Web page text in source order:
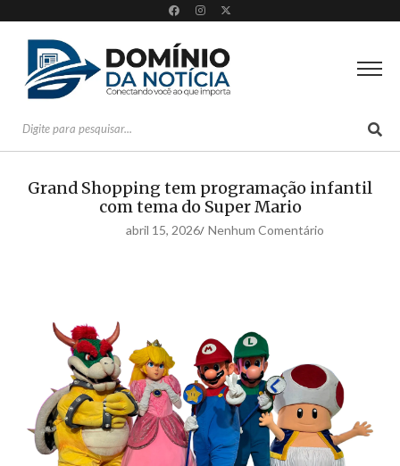
Grand Shopping tem programação infantil
com tema do Super Mario
abril 15, 2026/ Nenhum Comentário